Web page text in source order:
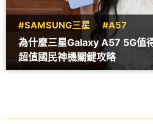
#SAMSUNG三星 #A57
為什麼三星Galaxy A57 5G值
超值國民神機關鍵攻略